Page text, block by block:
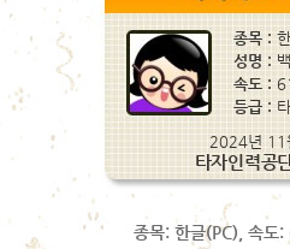
종목: 한글(PC), 속도